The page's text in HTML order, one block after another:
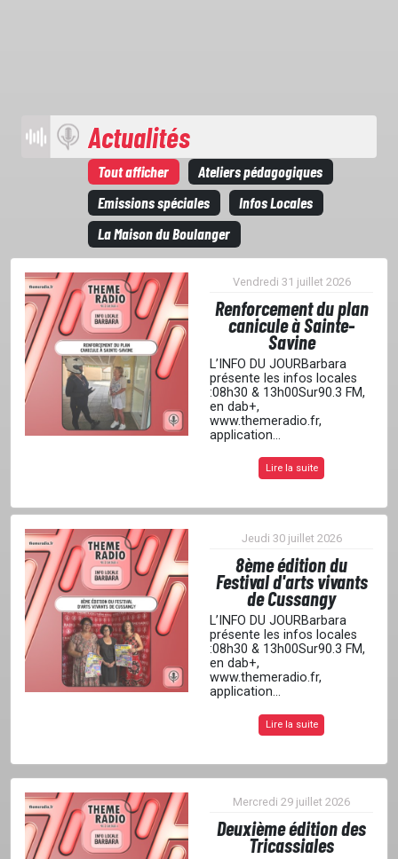
PODCASTS
EMISSIONS
PROJETS
LOCATION STUDIO
L'ASSO
PUBLICITÉ
Actualités
Tout afficher
Ateliers pédagogiques
Emissions spéciales
Infos Locales
La Maison du Boulanger
Vendredi 31 juillet 2026
Renforcement du plan
canicule à Sainte-
Savine
L’INFO DU JOURBarbara
présente les infos locales
:08h30 & 13h00Sur90.3 FM,
en dab+,
www.themeradio.fr,
application...
Lire la suite
Jeudi 30 juillet 2026
8ème édition du
Festival d'arts vivants
de Cussangy
L’INFO DU JOURBarbara
présente les infos locales
:08h30 & 13h00Sur90.3 FM,
en dab+,
www.themeradio.fr,
application...
Lire la suite
Mercredi 29 juillet 2026
Deuxième édition des
Tricassiales